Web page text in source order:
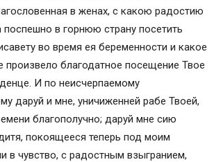
в женах, с какою радостию
в горнюю страну посетить
во время ея беременности и какое
произвело благодатное посещение Твое
И по неисчерпаемому
даруй и мне, уничиженней рабе Твоей,
благополучно; даруй мне сию
покоящееся теперь под моим
в чувство, с радостным взыгранием,